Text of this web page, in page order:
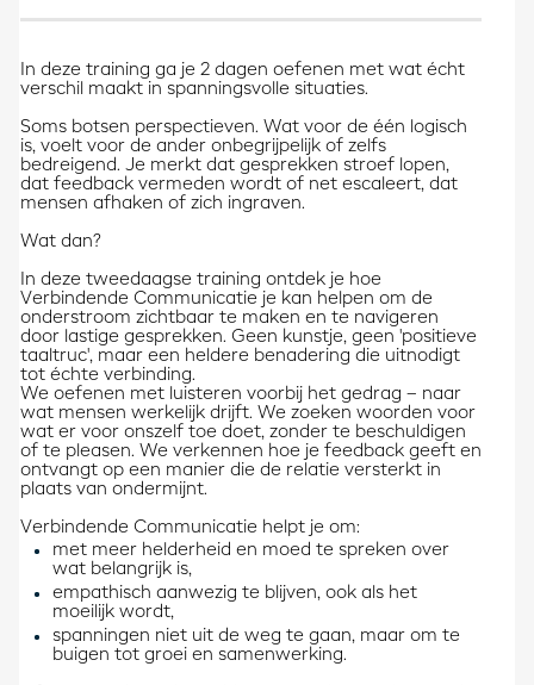
In deze training ga je 2 dagen oefenen met wat écht
verschil maakt in spanningsvolle situaties.
Soms botsen perspectieven. Wat voor de één logisch
is, voelt voor de ander onbegrijpelijk of zelfs
bedreigend. Je merkt dat gesprekken stroef lopen,
dat feedback vermeden wordt of net escaleert, dat
mensen afhaken of zich ingraven.
Wat dan?
In deze tweedaagse training ontdek je hoe
Verbindende Communicatie je kan helpen om de
onderstroom zichtbaar te maken en te navigeren
door lastige gesprekken. Geen kunstje, geen 'positieve
taaltruc', maar een heldere benadering die uitnodigt
tot échte verbinding.
We oefenen met luisteren voorbij het gedrag – naar
wat mensen werkelijk drijft. We zoeken woorden voor
wat er voor onszelf toe doet, zonder te beschuldigen
of te pleasen. We verkennen hoe je feedback geeft en
ontvangt op een manier die de relatie versterkt in
plaats van ondermijnt.
Verbindende Communicatie helpt je om:
met meer helderheid en moed te spreken over
wat belangrijk is,
empathisch aanwezig te blijven, ook als het
moeilijk wordt,
spanningen niet uit de weg te gaan, maar om te
buigen tot groei en samenwerking.